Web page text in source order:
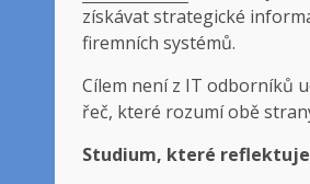
získávat strategické
firemních systémů.
Cílem není z IT odborníků
řeč, které rozumí obě
Studium, které